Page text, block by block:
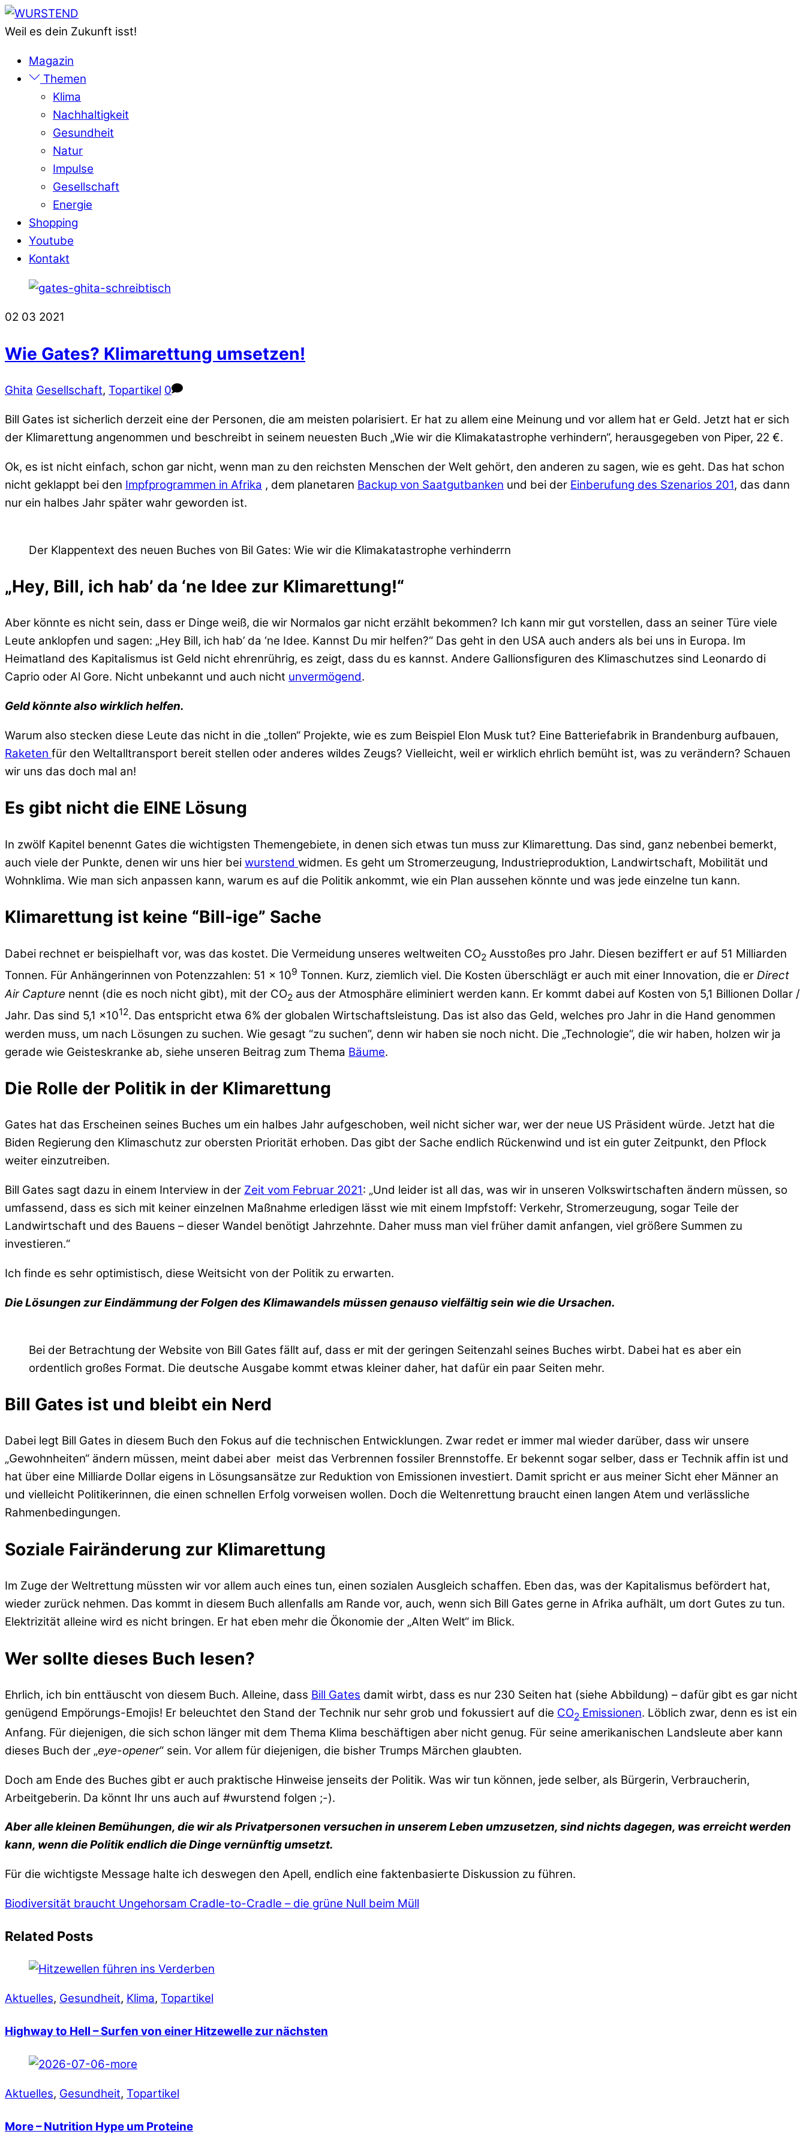
Skip
to
Menu
Weil es dein Zukunft isst!
Magazin
Themen
Klima
Nachhaltigkeit
Gesundheit
Natur
Impulse
Gesellschaft
Energie
Shopping
Youtube
Kontakt
Close
02 03 2021
Wie Gates? Klimarettung umsetzen!
Ghita Gesellschaft, Topartikel 0
Bill Gates ist sicherlich derzeit eine der Personen, die am meisten polarisiert. Er hat zu allem eine Meinung und vor allem hat er Geld. Jetzt hat er sich
der Klimarettung angenommen und beschreibt in seinem neuesten Buch „Wie wir die Klimakatastrophe verhindern“, herausgegeben von Piper, 22 €.
Ok, es ist nicht einfach, schon gar nicht, wenn man zu den reichsten Menschen der Welt gehört, den anderen zu sagen, wie es geht. Das hat schon
nicht geklappt bei den Impfprogrammen in Afrika , dem planetaren Backup von Saatgutbanken und bei der Einberufung des Szenarios 201, das dann
nur ein halbes Jahr später wahr geworden ist.
Der Klappentext des neuen Buches von Bil Gates: Wie wir die Klimakatastrophe verhinderrn
„Hey, Bill, ich hab’ da ‘ne Idee zur Klimarettung!“
Aber könnte es nicht sein, dass er Dinge weiß, die wir Normalos gar nicht erzählt bekommen? Ich kann mir gut vorstellen, dass an seiner Türe viele
Leute anklopfen und sagen: „Hey Bill, ich hab’ da ‘ne Idee. Kannst Du mir helfen?“ Das geht in den USA auch anders als bei uns in Europa. Im
Heimatland des Kapitalismus ist Geld nicht ehrenrührig, es zeigt, dass du es kannst. Andere Gallionsfiguren des Klimaschutzes sind Leonardo di
Caprio oder Al Gore. Nicht unbekannt und auch nicht unvermögend.
Geld könnte also wirklich helfen.
Warum also stecken diese Leute das nicht in die „tollen“ Projekte, wie es zum Beispiel Elon Musk tut? Eine Batteriefabrik in Brandenburg aufbauen,
Raketen für den Weltalltransport bereit stellen oder anderes wildes Zeugs? Vielleicht, weil er wirklich ehrlich bemüht ist, was zu verändern? Schauen
wir uns das doch mal an!
Es gibt nicht die EINE Lösung
In zwölf Kapitel benennt Gates die wichtigsten Themengebiete, in denen sich etwas tun muss zur Klimarettung. Das sind, ganz nebenbei bemerkt,
auch viele der Punkte, denen wir uns hier bei wurstend widmen. Es geht um Stromerzeugung, Industrieproduktion, Landwirtschaft, Mobilität und
Wohnklima. Wie man sich anpassen kann, warum es auf die Politik ankommt, wie ein Plan aussehen könnte und was jede einzelne tun kann.
Klimarettung ist keine “Bill-ige” Sache
Dabei rechnet er beispielhaft vor, was das kostet. Die Vermeidung unseres weltweiten CO2 Ausstoßes pro Jahr. Diesen beziffert er auf 51 Milliarden
Tonnen. Für Anhängerinnen von Potenzzahlen: 51 x 109 Tonnen. Kurz, ziemlich viel. Die Kosten überschlägt er auch mit einer Innovation, die er Direct
Air Capture nennt (die es noch nicht gibt), mit der CO2 aus der Atmosphäre eliminiert werden kann. Er kommt dabei auf Kosten von 5,1 Billionen Dollar /
Jahr. Das sind 5,1 x1012. Das entspricht etwa 6% der globalen Wirtschaftsleistung. Das ist also das Geld, welches pro Jahr in die Hand genommen
werden muss, um nach Lösungen zu suchen. Wie gesagt “zu suchen”, denn wir haben sie noch nicht. Die „Technologie“, die wir haben, holzen wir ja
gerade wie Geisteskranke ab, siehe unseren Beitrag zum Thema Bäume.
Die Rolle der Politik in der Klimarettung
Gates hat das Erscheinen seines Buches um ein halbes Jahr aufgeschoben, weil nicht sicher war, wer der neue US Präsident würde. Jetzt hat die
Biden Regierung den Klimaschutz zur obersten Priorität erhoben. Das gibt der Sache endlich Rückenwind und ist ein guter Zeitpunkt, den Pflock
weiter einzutreiben.
Bill Gates sagt dazu in einem Interview in der Zeit vom Februar 2021: „Und leider ist all das, was wir in unseren Volkswirtschaften ändern müssen, so
umfassend, dass es sich mit keiner einzelnen Maßnahme erledigen lässt wie mit einem Impfstoff: Verkehr, Stromerzeugung, sogar Teile der
Landwirtschaft und des Bauens – dieser Wandel benötigt Jahrzehnte. Daher muss man viel früher damit anfangen, viel größere Summen zu
investieren.“
Ich finde es sehr optimistisch, diese Weitsicht von der Politik zu erwarten.
Die Lösungen zur Eindämmung der Folgen des Klimawandels müssen genauso vielfältig sein wie die Ursachen.
Bei der Betrachtung der Website von Bill Gates fällt auf, dass er mit der geringen Seitenzahl seines Buches wirbt. Dabei hat es aber ein
ordentlich großes Format. Die deutsche Ausgabe kommt etwas kleiner daher, hat dafür ein paar Seiten mehr.
Bill Gates ist und bleibt ein Nerd
Dabei legt Bill Gates in diesem Buch den Fokus auf die technischen Entwicklungen. Zwar redet er immer mal wieder darüber, dass wir unsere
„Gewohnheiten“ ändern müssen, meint dabei aber meist das Verbrennen fossiler Brennstoffe. Er bekennt sogar selber, dass er Technik affin ist und
hat über eine Milliarde Dollar eigens in Lösungsansätze zur Reduktion von Emissionen investiert. Damit spricht er aus meiner Sicht eher Männer an
und vielleicht Politikerinnen, die einen schnellen Erfolg vorweisen wollen. Doch die Weltenrettung braucht einen langen Atem und verlässliche
Rahmenbedingungen.
Soziale Fairänderung zur Klimarettung
Im Zuge der Weltrettung müssten wir vor allem auch eines tun, einen sozialen Ausgleich schaffen. Eben das, was der Kapitalismus befördert hat,
wieder zurück nehmen. Das kommt in diesem Buch allenfalls am Rande vor, auch, wenn sich Bill Gates gerne in Afrika aufhält, um dort Gutes zu tun.
Elektrizität alleine wird es nicht bringen. Er hat eben mehr die Ökonomie der „Alten Welt“ im Blick.
Wer sollte dieses Buch lesen?
Ehrlich, ich bin enttäuscht von diesem Buch. Alleine, dass Bill Gates damit wirbt, dass es nur 230 Seiten hat (siehe Abbildung) – dafür gibt es gar nicht
genügend Empörungs-Emojis! Er beleuchtet den Stand der Technik nur sehr grob und fokussiert auf die CO2 Emissionen. Löblich zwar, denn es ist ein
Anfang. Für diejenigen, die sich schon länger mit dem Thema Klima beschäftigen aber nicht genug. Für seine amerikanischen Landsleute aber kann
dieses Buch der „eye-opener“ sein. Vor allem für diejenigen, die bisher Trumps Märchen glaubten.
Doch am Ende des Buches gibt er auch praktische Hinweise jenseits der Politik. Was wir tun können, jede selber, als Bürgerin, Verbraucherin,
Arbeitgeberin. Da könnt Ihr uns auch auf #wurstend folgen ;-).
Aber alle kleinen Bemühungen, die wir als Privatpersonen versuchen in unserem Leben umzusetzen, sind nichts dagegen, was erreicht werden
kann, wenn die Politik endlich die Dinge vernünftig umsetzt.
Für die wichtigste Message halte ich deswegen den Apell, endlich eine faktenbasierte Diskussion zu führen.
Biodiversität braucht Ungehorsam Cradle-to-Cradle – die grüne Null beim Müll
Related Posts
Aktuelles, Gesundheit, Klima, Topartikel
Highway to Hell – Surfen von einer Hitzewelle zur nächsten
Aktuelles, Gesundheit, Topartikel
More – Nutrition Hype um Proteine